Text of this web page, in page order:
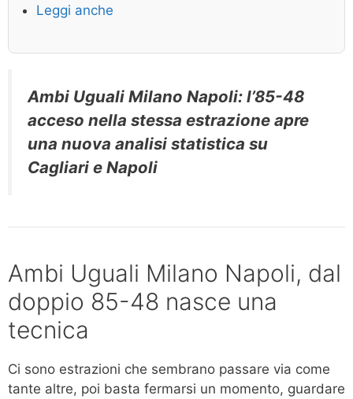
Leggi anche
Ambi Uguali Milano Napoli: l’85-48
acceso nella stessa estrazione apre
una nuova analisi statistica su
Cagliari e Napoli
Ambi Uguali Milano Napoli, dal
doppio 85-48 nasce una
tecnica
Ci sono estrazioni che sembrano passare via come
tante altre, poi basta fermarsi un momento, guardare